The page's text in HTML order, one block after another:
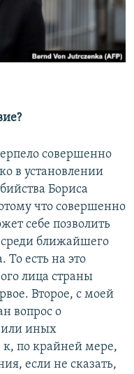
совершенно
в установлении
Бориса
что совершенно
себе позволить
среди ближайшего
есть на это
лица страны
Второе, с моей
вопрос о
или иных
к, по крайней мере,
если не сказать,